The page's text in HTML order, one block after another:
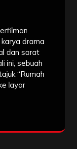
drama
dan sarat
ini, sebuah
“Rumah
layar